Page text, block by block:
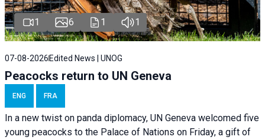
1 6 1 1
07-08-2026 Edited News | UNOG
Peacocks return to UN Geneva
ENG FRA
In a new twist on panda diplomacy, UN Geneva welcomed five
young peacocks to the Palace of Nations on Friday, a gift of